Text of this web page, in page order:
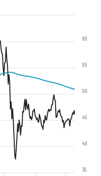
35
40
45
50
55
60